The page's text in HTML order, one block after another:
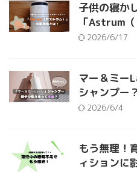
子供の寝か
「Astrum
2026/6/17
マー＆ミー
シャンプー
2026/6/4
もう無理！
ィションに